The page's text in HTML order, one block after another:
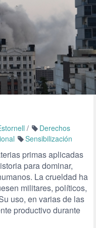
/
Derechos
Sensibilización
primas aplicadas
para dominar,
La crueldad ha
militares, políticos,
uso, en varias de las
productivo durante